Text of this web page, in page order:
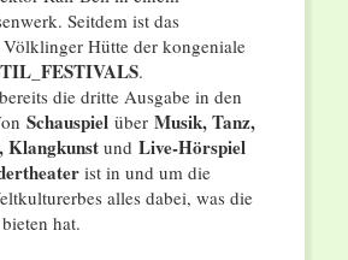
Seitdem ist das
Hütte der kongeniale
.
die dritte Ausgabe in den
Schauspiel über Musik, Tanz,
Klangkunstund Live-Hörspiel
ist in und um die
alles dabei, was die
hat.